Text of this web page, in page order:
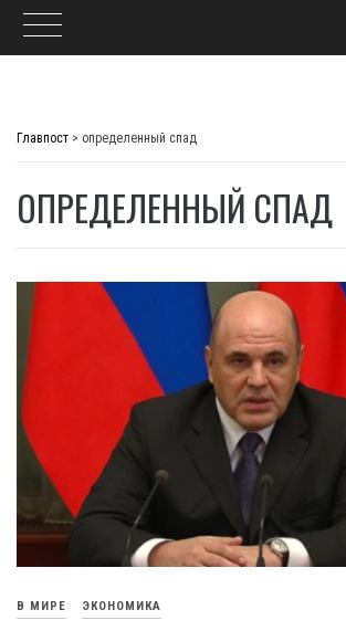
Главпост > определенный спад
ОПРЕДЕЛЕННЫЙ СПАД
В МИРЕ ЭКОНОМИКА